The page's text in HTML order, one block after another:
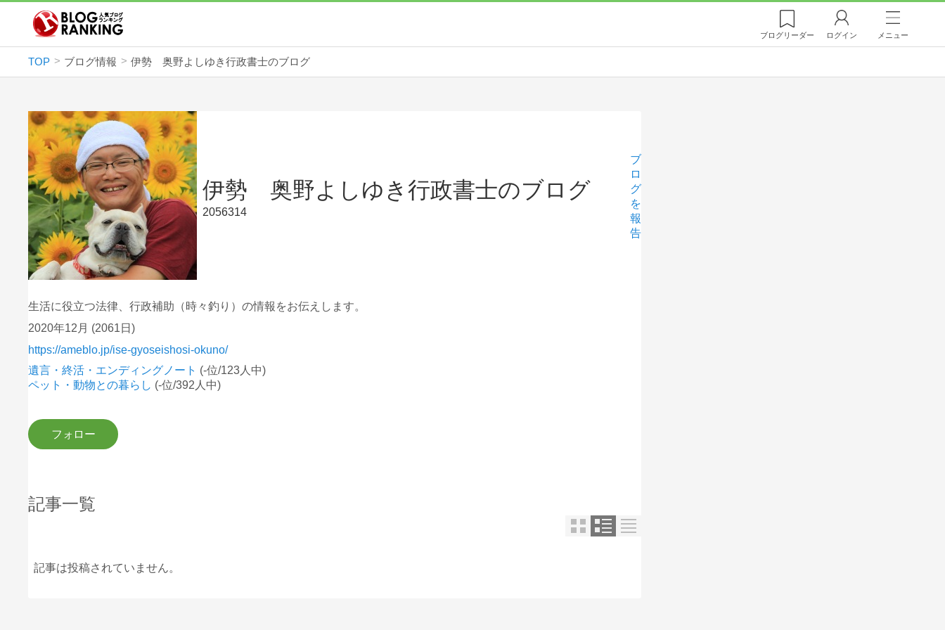
ブログリーダー ログイン メニュー
TOP ブログ情報 伊勢 奥野よしゆき行政書士のブログ
伊勢 奥野よしゆき行政書士のブログ
2056314
ブ
ロ
グ
を
報
告
生活に役立つ法律、行政補助（時々釣り）の情報をお伝えします。
2020年12月 (2061日)
https://ameblo.jp/ise-gyoseishosi-okuno/
遺言・終活・エンディングノート (-位/123人中)
ペット・動物との暮らし (-位/392人中)
記事一覧
記事は投稿されていません。